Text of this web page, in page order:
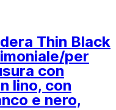
Thin Black
per
con
lino, con
e nero,